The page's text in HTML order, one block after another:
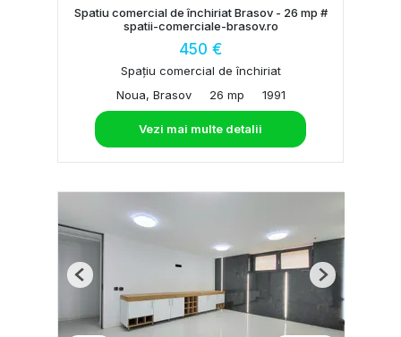
Spatiu comercial de închiriat Brasov - 26 mp #
spatii-comerciale-brasov.ro
450 €
Spațiu comercial de închiriat
Noua, Brasov
26 mp 1991
Vezi mai multe detalii
Previous Next